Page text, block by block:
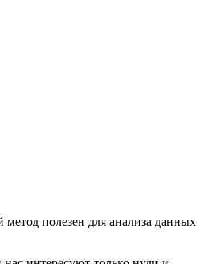
полезен для анализа данных